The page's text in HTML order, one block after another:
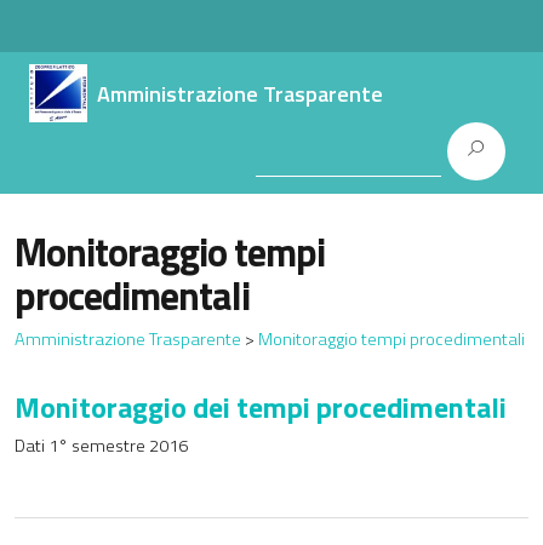
Amministrazione Trasparente
Monitoraggio tempi
procedimentali
Amministrazione Trasparente > Monitoraggio tempi procedimentali
Monitoraggio dei tempi procedimentali
Dati 1° semestre 2016